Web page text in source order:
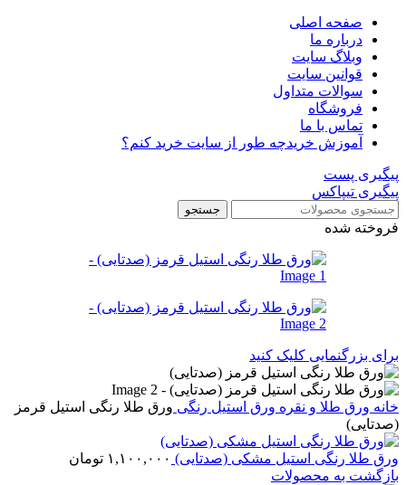
صفحه اصلی
درباره ما
وبلاگ سایت
قوانین سایت
سوالات متداول
فروشگاه
تماس با ما
آموزش خریدچه طور از سایت خرید کنم؟
پیگیری پست
پیگیری تیپاکس
جستجو
فروخته شده
برای بزرگنمایی کلیک کنید
خانه ورق طلا و نقره ورق استیل رنگی ورق طلا رنگی استیل قرمز
(صدتایی)
ورق طلا رنگی استیل مشکی (صدتایی) ۱,۱۰۰,۰۰۰ تومان
بازگشت به محصولات